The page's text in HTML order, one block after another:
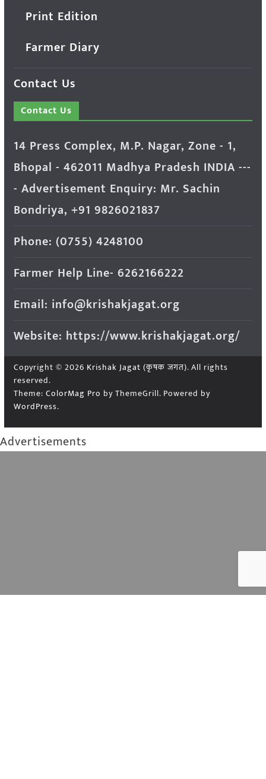
Print Edition
Farmer Diary
Contact Us
Contact Us
14 Press Complex, M.P. Nagar, Zone - 1,
Bhopal - 462011 Madhya Pradesh INDIA ---
- Advertisement Enquiry: Mr. Sachin
Bondriya, +91 9826021837
Phone: (0755) 4248100
Farmer Help Line- 6262166222
Email: info@krishakjagat.org
Website: https://www.krishakjagat.org/
Copyright © 2026 Krishak Jagat (कृषक जगत). All rights
reserved.
Theme: ColorMag Pro by ThemeGrill. Powered by
WordPress.
Advertisements